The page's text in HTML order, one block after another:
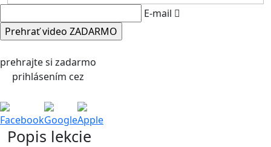
E-mail
prehrajte si zadarmo
prihlásením cez
FacebookGoogleApple
Popis lekcie